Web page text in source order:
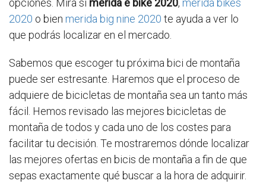
opciones. Mira si merida e bike 2020, merida bikes
2020 o bien merida big nine 2020 te ayuda a ver lo
que podrás localizar en el mercado.
Sabemos que escoger tu próxima bici de montaña
puede ser estresante. Haremos que el proceso de
adquiere de bicicletas de montaña sea un tanto más
fácil. Hemos revisado las mejores bicicletas de
montaña de todos y cada uno de los costes para
facilitar tu decisión. Te mostraremos dónde localizar
las mejores ofertas en bicis de montaña a fin de que
sepas exactamente qué buscar a la hora de adquirir.